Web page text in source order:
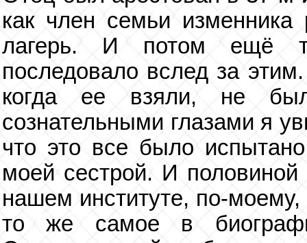
как член семьи
лагерь. И потом ещё
последовало вслед за
когда ее взяли, не
сознательными глазами я
что это все было
моей сестрой. И
нашем институте, по-моему,
то же самое в